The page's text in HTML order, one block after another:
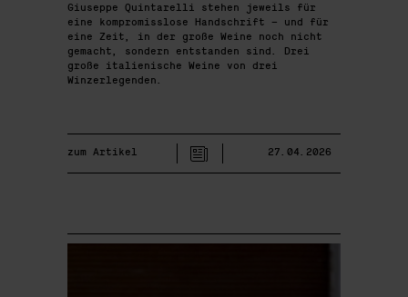
Giuseppe Quintarelli stehen jeweils für
eine kompromisslose Handschrift – und für
eine Zeit, in der große Weine noch nicht
gemacht, sondern entstanden sind. Drei
große italienische Weine von drei
Winzerlegenden.
zum Artikel 27.04.2026